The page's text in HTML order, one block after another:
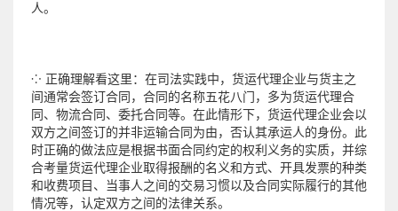
人。
⁘ 正确理解看这里：在司法实践中，货运代理企业与货主之
间通常会签订合同，合同的名称五花八门，多为货运代理合
同、物流合同、委托合同等。在此情形下，货运代理企业会以
双方之间签订的并非运输合同为由，否认其承运人的身份。此
时正确的做法应是根据书面合同约定的权利义务的实质，并综
合考量货运代理企业取得报酬的名义和方式、开具发票的种类
和收费项目、当事人之间的交易习惯以及合同实际履行的其他
情况等，认定双方之间的法律关系。